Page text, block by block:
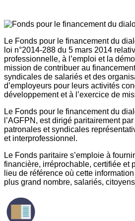
Le Fonds pour le financement du
loi n°2014-288 du 5 mars 2014
professionnelle, à l’emploi et la
mission de contribuer au
syndicales de salariés et des
d’employeurs pour leurs activités
développement et à l’exercice de
Le Fonds pour le financement du
l’AGFPN, est dirigé paritairement
patronales et syndicales
et interprofessionnel.
Le Fonds paritaire s’emploie à
financière, irréprochable, certifiée et
lieu de référence où cette
plus grand nombre, salariés,